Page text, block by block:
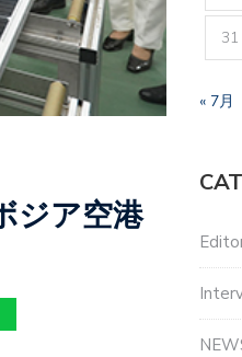
ジア空港
31
« 7月